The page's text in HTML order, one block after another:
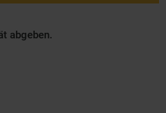
abgeben.